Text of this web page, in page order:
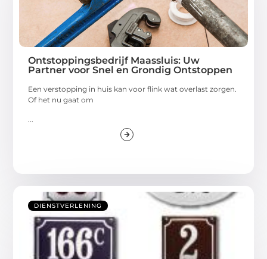
Ontstoppingsbedrijf Maassluis: Uw
Partner voor Snel en Grondig Ontstoppen
Een verstopping in huis kan voor flink wat overlast zorgen.
Of het nu gaat om
DIENSTVERLENING